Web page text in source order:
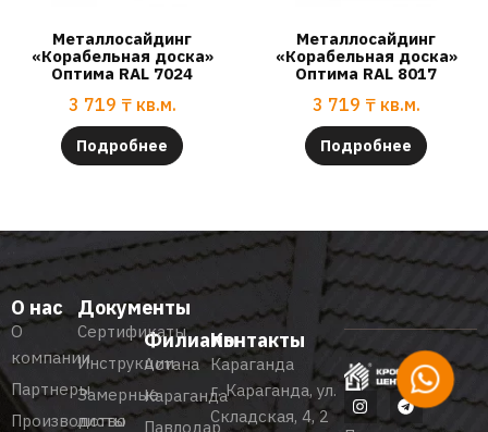
Металлосайдинг
«Корабельная доска»
Оптима RAL 7024
3 719 ₸ кв.м.
Подробнее
Металлосайдинг
«Корабельная доска»
Оптима RAL 8017
3 719 ₸ кв.м.
Подробнее
О нас
О
компании
Партнеры
Производство
Документы
Сертификаты
Инструкции
Замерные
листы
Филиалы
Астана
Караганда
Павлодар
Контакты
Караганда
г. Караганда, ул.
Складская, 4, 2